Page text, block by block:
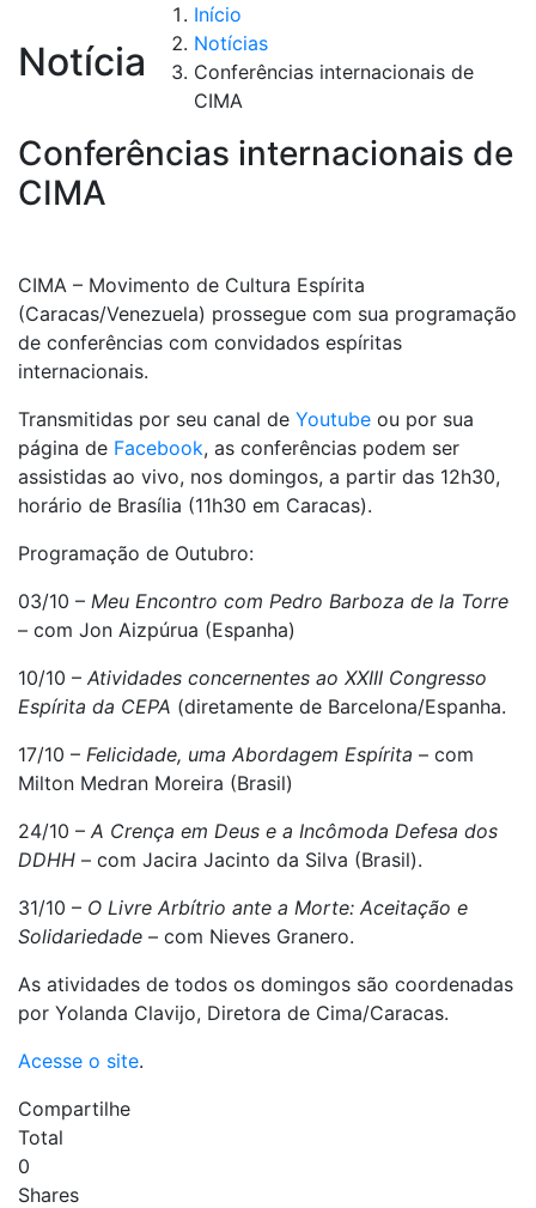
Notícia
Início
Notícias
Conferências internacionais de
CIMA
Conferências internacionais de
CIMA
CIMA – Movimento de Cultura Espírita
(Caracas/Venezuela) prossegue com sua programação
de conferências com convidados espíritas
internacionais.
Transmitidas por seu canal de Youtube ou por sua
página de Facebook, as conferências podem ser
assistidas ao vivo, nos domingos, a partir das 12h30,
horário de Brasília (11h30 em Caracas).
Programação de Outubro:
03/10 – Meu Encontro com Pedro Barboza de la Torre
– com Jon Aizpúrua (Espanha)
10/10 – Atividades concernentes ao XXIII Congresso
Espírita da CEPA (diretamente de Barcelona/Espanha.
17/10 – Felicidade, uma Abordagem Espírita – com
Milton Medran Moreira (Brasil)
24/10 – A Crença em Deus e a Incômoda Defesa dos
DDHH – com Jacira Jacinto da Silva (Brasil).
31/10 – O Livre Arbítrio ante a Morte: Aceitação e
Solidariedade – com Nieves Granero.
As atividades de todos os domingos são coordenadas
por Yolanda Clavijo, Diretora de Cima/Caracas.
Acesse o site.
Compartilhe
Total
0
Shares